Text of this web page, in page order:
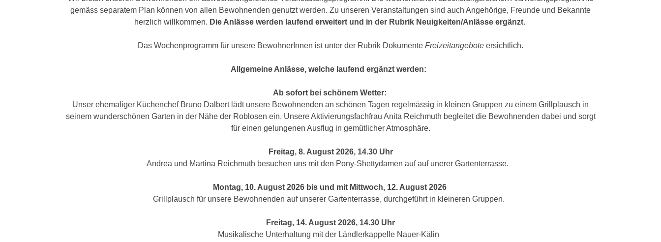
gemäss separatem Plan können von allen Bewohnenden genutzt werden. Zu unseren Veranstaltungen sind auch Angehörige, Freunde und Bekannte
herzlich willkommen. Die Anlässe werden laufend erweitert und in der Rubrik Neuigkeiten/Anlässe ergänzt.
Das Wochenprogramm für unsere BewohnerInnen ist unter der Rubrik Dokumente Freizeitangebote ersichtlich.
Allgemeine Anlässe, welche laufend ergänzt werden:
Ab sofort bei schönem Wetter:
Unser ehemaliger Küchenchef Bruno Dalbert lädt unsere Bewohnenden an schönen Tagen regelmässig in kleinen Gruppen zu einem Grillplausch in
seinem wunderschönen Garten in der Nähe der Roblosen ein. Unsere Aktivierungsfachfrau Anita Reichmuth begleitet die Bewohnenden dabei und sorgt
für einen gelungenen Ausflug in gemütlicher Atmosphäre.
Freitag, 8. August 2026, 14.30 Uhr
Andrea und Martina Reichmuth besuchen uns mit den Pony-Shettydamen auf auf unerer Gartenterrasse.
Montag, 10. August 2026 bis und mit Mittwoch, 12. August 2026
Grillplausch für unsere Bewohnenden auf unserer Gartenterrasse, durchgeführt in kleineren Gruppen.
Freitag, 14. August 2026, 14.30 Uhr
Musikalische Unterhaltung mit der Ländlerkappelle Nauer-Kälin